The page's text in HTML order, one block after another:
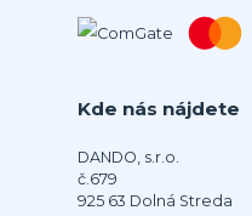
Kde nás nájdete
DANDO, s.r.o.
č.679
925 63 Dolná Streda